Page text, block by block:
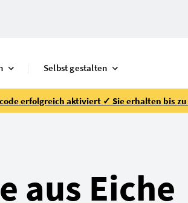
Selbst gestalten
erfolgreich aktiviert ✓ Sie erhalten bis
aus Eiche